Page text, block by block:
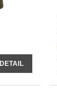
DETAIL